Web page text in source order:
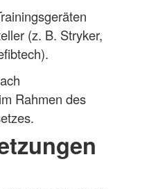
(z. B. Stryker,
Rahmen des